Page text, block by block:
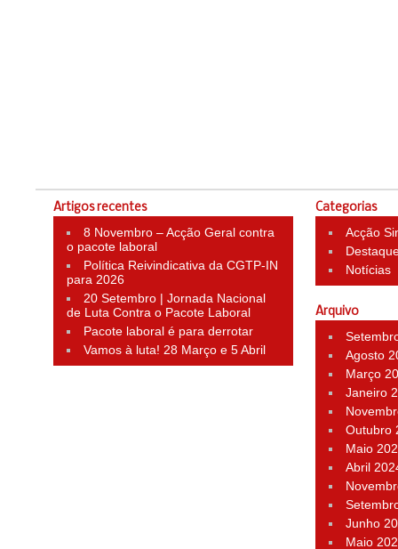
Artigos recentes
8 Novembro – Acção Geral contra
o pacote laboral
Política Reivindicativa da CGTP-IN
para 2026
20 Setembro | Jornada Nacional
de Luta Contra o Pacote Laboral
Pacote laboral é para derrotar
Vamos à luta! 28 Março e 5 Abril
Categorias
Acção
Notícias
Arquivo
Agosto
Março
Janeiro
Outubro
Maio
Abril
Junho
Maio